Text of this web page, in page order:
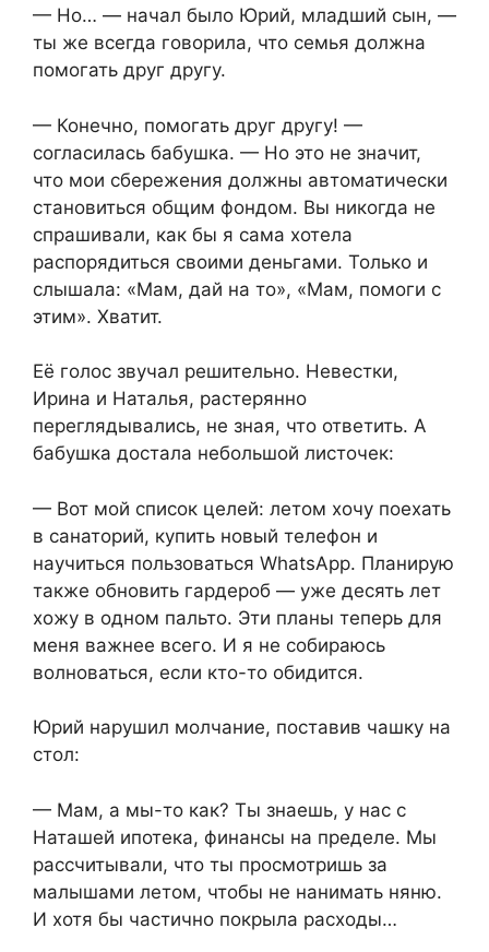
— Но… — начал было Юрий, младший сын, —
ты же всегда говорила, что семья должна
помогать друг другу.
— Конечно, помогать друг другу! —
согласилась бабушка. — Но это не значит,
что мои сбережения должны автоматически
становиться общим фондом. Вы никогда не
спрашивали, как бы я сама хотела
распорядиться своими деньгами. Только и
слышала: «Мам, дай на то», «Мам, помоги с
этим». Хватит.
Её голос звучал решительно. Невестки,
Ирина и Наталья, растерянно
переглядывались, не зная, что ответить. А
бабушка достала небольшой листочек:
— Вот мой список целей: летом хочу поехать
в санаторий, купить новый телефон и
научиться пользоваться WhatsApp. Планирую
также обновить гардероб — уже десять лет
хожу в одном пальто. Эти планы теперь для
меня важнее всего. И я не собираюсь
волноваться, если кто-то обидится.
Юрий нарушил молчание, поставив чашку на
стол:
— Мам, а мы-то как? Ты знаешь, у нас с
Наташей ипотека, финансы на пределе. Мы
рассчитывали, что ты просмотришь за
малышами летом, чтобы не нанимать няню.
И хотя бы частично покрыла расходы…